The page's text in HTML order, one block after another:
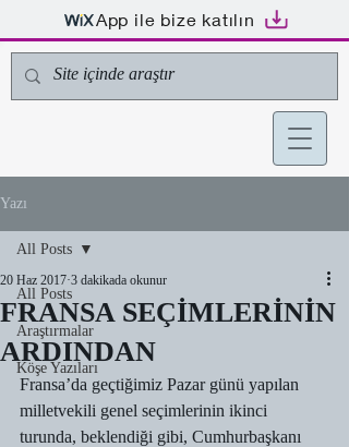
App ile bize katılın
Yazı
All Posts
Araştırmalar
Köşe Yazıları
All Posts
FRANSA SEÇİMLERİNİN
ARDINDAN
20 Haz 2017 3 dakikada okunur
Fransa’da geçtiğimiz Pazar günü yapılan
milletvekili genel seçimlerinin ikinci
turunda, beklendiği gibi, Cumhurbaşkanı